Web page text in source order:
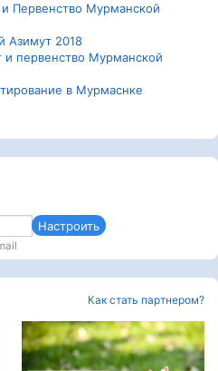
Первенство Мурманской
Азимут 2018
первенство Мурманской
в Мурмаснке
Настроить
Как стать партнером?